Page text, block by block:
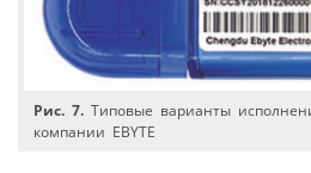
Рис. 7. Типовые варианты
компании EBYTE